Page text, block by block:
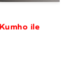
750 TL’ye